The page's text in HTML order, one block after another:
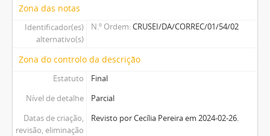
Zona das notas
Identificador(es)
alternativo(s)
N.º Ordem CRUSEI/DA/CORREC/01/54/02
Zona do controlo da descrição
Estatuto
Final
Nível de detalhe
Parcial
Datas de criação,
revisão, eliminação
Revisto por Cecília Pereira em 2024-02-26.